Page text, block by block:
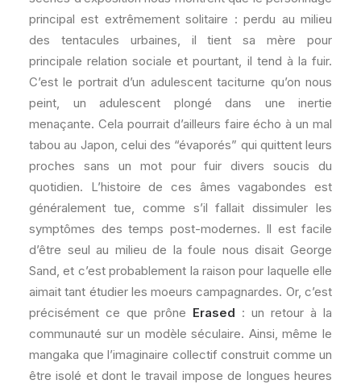
principal est extrêmement solitaire : perdu au milieu
des tentacules urbaines, il tient sa mère pour
principale relation sociale et pourtant, il tend à la fuir.
C’est le portrait d’un adulescent taciturne qu’on nous
peint, un adulescent plongé dans une inertie
menaçante. Cela pourrait d’ailleurs faire écho à un mal
tabou au Japon, celui des “évaporés” qui quittent leurs
proches sans un mot pour fuir divers soucis du
quotidien. L’histoire de ces âmes vagabondes est
généralement tue, comme s’il fallait dissimuler les
symptômes des temps post-modernes. Il est facile
d’être seul au milieu de la foule nous disait George
Sand, et c’est probablement la raison pour laquelle elle
aimait tant étudier les moeurs campagnardes. Or, c’est
précisément ce que prône Erased : un retour à la
communauté sur un modèle séculaire. Ainsi, même le
mangaka que l’imaginaire collectif construit comme un
être isolé et dont le travail impose de longues heures